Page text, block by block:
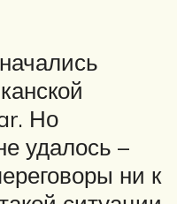
Но
удалось –
ни к